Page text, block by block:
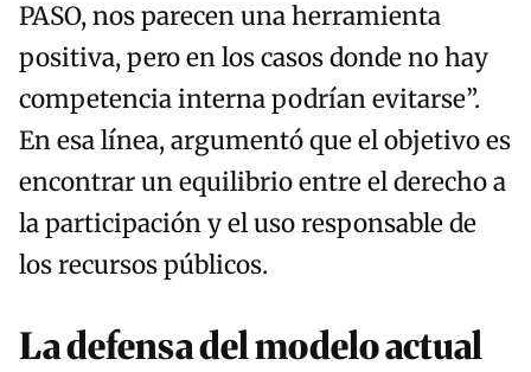
PASO, nos parecen una herramienta
positiva, pero en los casos donde no hay
competencia interna podrían evitarse”.
En esa línea, argumentó que el objetivo es
encontrar un equilibrio entre el derecho a
la participación y el uso responsable de
los recursos públicos.
La defensa del modelo actual